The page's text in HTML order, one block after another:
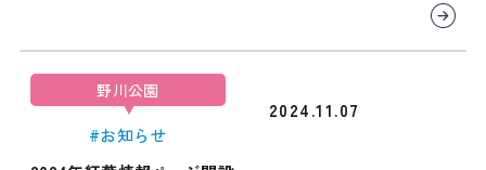
野川公園
#お知らせ
2024.11.07